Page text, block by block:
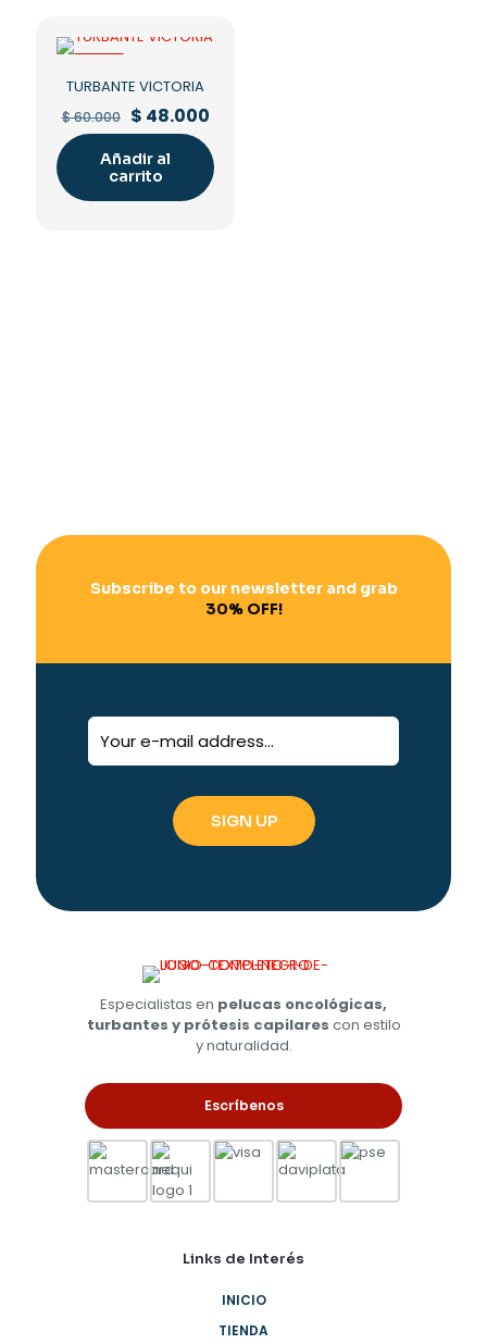
TURBANTE VICTORIA
$60.000 Original
price
was:
$ 60.000.
$ 48.000Current
is:
$ 48.000.
Añadir al
carrito
Subscribe to our newsletter and grab
30% OFF!
Especialistas en pelucas oncológicas,
turbantes y prótesis capilares con estilo
y naturalidad.
Escríbenos
Links de Interés
INICIO
TIENDA